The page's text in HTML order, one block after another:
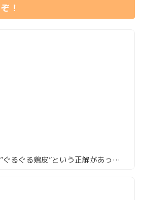
！
ほぉ、四谷の深夜に”ぐるぐる鶏皮”という正解があったんだ！